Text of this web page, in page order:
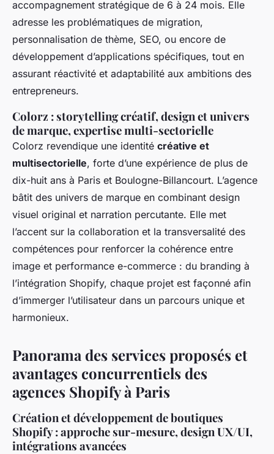
accompagnement stratégique de 6 à 24 mois. Elle
adresse les problématiques de migration,
personnalisation de thème, SEO, ou encore de
développement d’applications spécifiques, tout en
assurant réactivité et adaptabilité aux ambitions des
entrepreneurs.
Colorz : storytelling créatif, design et univers
de marque, expertise multi-sectorielle
Colorz revendique une identité créative et
multisectorielle, forte d’une expérience de plus de
dix-huit ans à Paris et Boulogne-Billancourt. L’agence
bâtit des univers de marque en combinant design
visuel original et narration percutante. Elle met
l’accent sur la collaboration et la transversalité des
compétences pour renforcer la cohérence entre
image et performance e-commerce : du branding à
l’intégration Shopify, chaque projet est façonné afin
d’immerger l’utilisateur dans un parcours unique et
harmonieux.
Panorama des services proposés et
avantages concurrentiels des
agences Shopify à Paris
Création et développement de boutiques
Shopify : approche sur-mesure, design UX/UI,
intégrations avancées